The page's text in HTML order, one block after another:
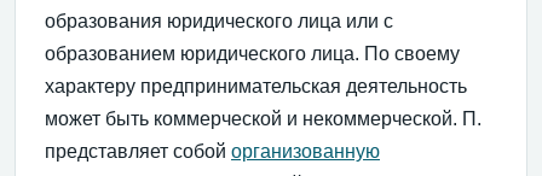
образования юридического лица или с
образованием юридического лица. По своему
характеру предпринимательская деятельность
может быть коммерческой и некоммерческой. П.
представляет собой организованную